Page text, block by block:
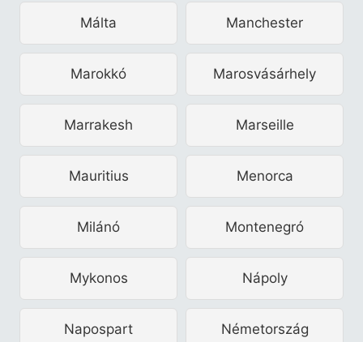
Málta Manchester
Marokkó Marosvásárhely
Marrakesh Marseille
Mauritius Menorca
Milánó Montenegró
Mykonos Nápoly
Napospart Németország